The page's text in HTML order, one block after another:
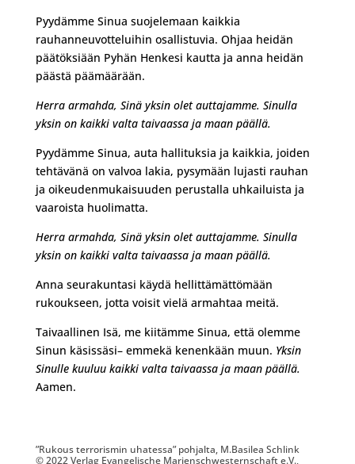
Pyydämme Sinua suojelemaan kaikkia
rauhanneuvotteluihin osallistuvia. Ohjaa heidän
päätöksiään Pyhän Henkesi kautta ja anna heidän
päästä päämäärään.
Herra armahda, Sinä yksin oletauttajamme. Sinulla
yksin on kaikki valta taivaassa ja maan päällä.
Pyydämme Sinua, auta hallituksia ja kaikkia, joiden
tehtävänä on valvoa lakia, pysymään lujasti rauhan
ja oikeudenmukaisuuden perustalla uhkailuista ja
vaaroista huolimatta.
Herra armahda, Sinä yksin oletauttajamme. Sinulla
yksin on kaikki valta taivaassa ja maan päällä.
Anna seurakuntasi käydä hellittämättömään
rukoukseen, jotta voisit vielä armahtaa meitä.
Taivaallinen Isä, me kiitämme Sinua, että olemme
Sinun käsissäsi– emmekä kenenkään muun. Yksin
Sinulle kuuluu kaikki valta taivaassa ja maan päällä.
Aamen.
”Rukous terrorismin uhatessa” pohjalta, M.Basilea Schlink
© 2022 Verlag Evangelische Marienschwesternschaft e.V.,